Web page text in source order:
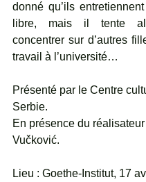
donné qu’ils
libre, mais il tente
concentrer sur d’autres
travail à l’université…
Présenté par le Centre
Serbie.
En présence du
Vučković.
Lieu : Goethe-Institut, 17